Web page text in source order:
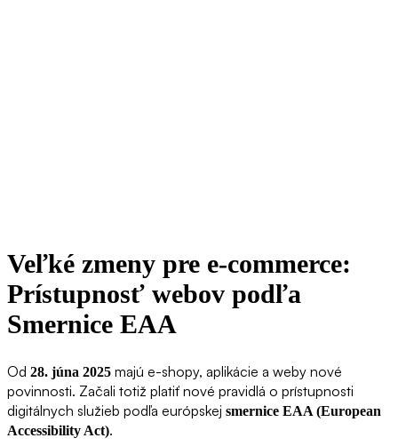
Veľké zmeny pre e-commerce:
Prístupnosť webov podľa
Smernice EAA
Od 28. júna 2025 majú e-shopy, aplikácie a weby nové
povinnosti. Začali totiž platiť nové pravidlá o prístupnosti
digitálnych služieb podľa európskej smernice EAA (European
Accessibility Act).